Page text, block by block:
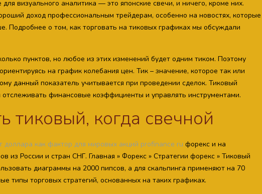
визуального аналитика — это японские свечи, и ничего, кроме них.
доход профессиональным трейдерам, особенно на новостях, которые
Подробнее о том, как торговать на тиковых графиках мы обсуждали
пунктов, но любое из этих изменений будет одним тиком. Поэтому
на график колебания цен. Тик – значение, которое так или
данный показатель учитывается при проведении сделок. Тиковый
финансовые коэффициенты и управлять инструментами.
тиковый, когда свечной
доллара как фактор для мировых акций profinance ru форекс и на
из России и стран СНГ. Главная » Форекс » Стратегии форекс » Тиковый
диаграммы на 2000 пипсов, а для скальпинга применяют на 70
типы торговых стратегий, основанных на таких графиках.